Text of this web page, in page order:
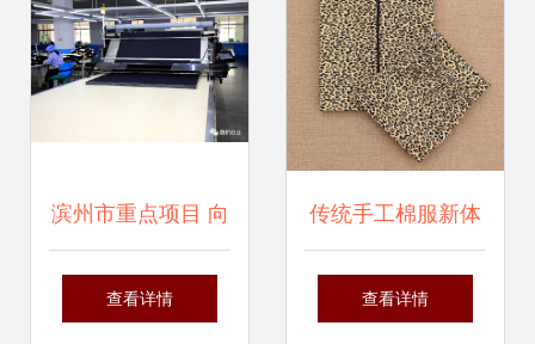
滨州市重点项目 向
尚服饰智能化流水
查看详情
传统手工棉服新体
验 宝蓝色蓝底大花
查看详情